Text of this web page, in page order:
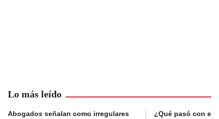
Lo más leído
Abogados señalan como irregulares
¿Qué pasó con el